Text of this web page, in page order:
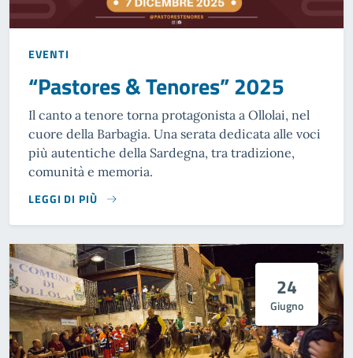
EVENTI
“Pastores & Tenores” 2025
Il canto a tenore torna protagonista a Ollolai, nel
cuore della Barbagia. Una serata dedicata alle voci
più autentiche della Sardegna, tra tradizione,
comunità e memoria.
LEGGI DI PIÙ
24
Giugno